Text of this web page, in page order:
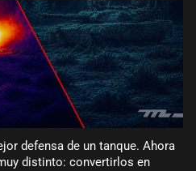
defensa de un tanque. Ahora
distinto: convertirlos en